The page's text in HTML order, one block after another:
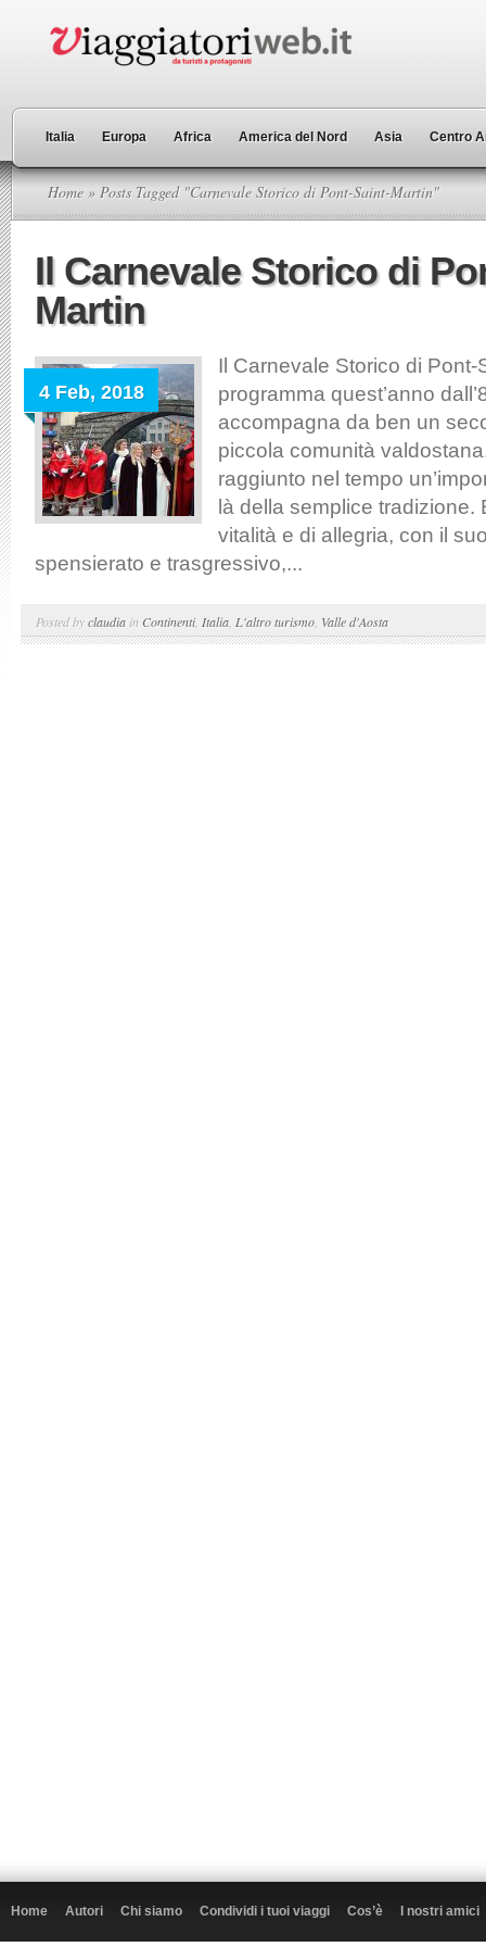
Italia Europa Africa America del Nord Asia Centro
Home » Posts Tagged "Carnevale Storico di Pont-Saint-Martin"
Il Carnevale Storico di
Martin
4 Feb, 2018
Il Carnevale Storico di Pont-
programma quest’anno
accompagna da ben un
piccola comunità
raggiunto nel tempo
là della semplice tradizione.
vitalità e di allegria, con il
spensierato e trasgressivo,...
Posted byclaudia in Continenti, Italia L'altro turismo Valle d'Aosta
Home Autori Chi siamo Condividi i tuoi viaggi Cos’è I nostri amici